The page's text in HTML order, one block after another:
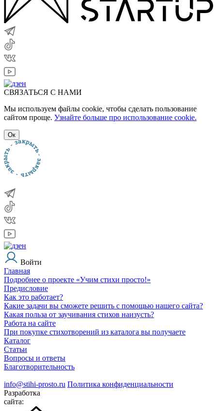
СВЯЗАТЬСЯ С НАМИ
Мы используем файлы cookie, чтобы сделать пользование
сайтом проще. Узнайте больше про использование cookie.
Ок
Войти
Главная
Подробнее о проекте «Учим стихи просто!»
Предисловие
Как это работает?
Какие задачи вы сможете решить с помощью нашего сайта?
Какая польза от заучивания стихов наизусть?
Работа на сайте
При покупке стихотворений из каталога вы получаете
Каталог
Статьи
Вопросы и ответы
Благотворительность
info@stihi-prosto.ru Политика конфиденциальности
Разработка
сайта: